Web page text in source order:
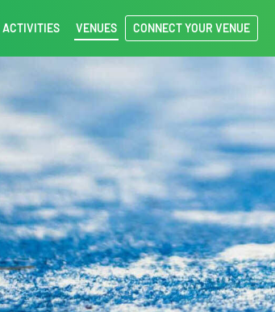
ACTIVITIES VENUES CONNECT YOUR VENUE